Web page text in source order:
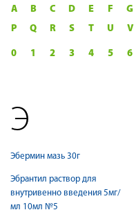
A B C D E F G
P
Q R S T U V
0 1 2 3 4 5 6
Э
Эбермин мазь 30г
Эбрантил раствор для
внутривенно введения 5мг/
мл 10мл №5